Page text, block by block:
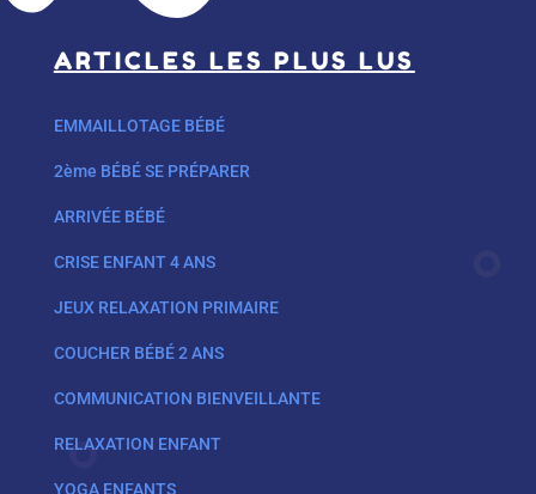
ARTICLES LES PLUS LUS
EMMAILLOTAGE BÉBÉ
2ème BÉBÉ SE PRÉPARER
ARRIVÉE BÉBÉ
CRISE ENFANT 4 ANS
JEUX RELAXATION PRIMAIRE
COUCHER BÉBÉ 2 ANS
COMMUNICATION BIENVEILLANTE
RELAXATION ENFANT
YOGA ENFANTS